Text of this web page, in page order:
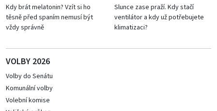
Kdy brát melatonin? Vzít si ho
těsně před spaním nemusí být
vždy správně
Slunce zase praží. Kdy stačí
ventilátor a kdy už potřebujete
klimatizaci?
VOLBY 2026
Volby do Senátu
Komunální volby
Volební komise